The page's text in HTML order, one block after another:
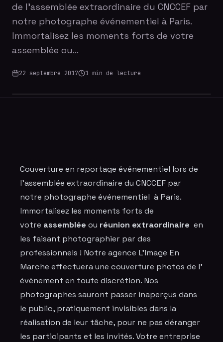
de l'assemblée extraordinaire du CNCCEF par
notre photographe événementiel à Paris.
Immortalisez les moments forts de votre
assemblée ou…
22 septembre 2017 1 min de lecture
Couverture en reportage événementiel lors de
l'assemblée extraordinaire du CNCCEF par
notre photographe événementiel à Paris.
Immortalisez les moments forts de
votre assemblée ou réunion extraordinaire en
les faisant photographier par des
professionnels ! Notre agence L’Image En
Marche effectuera une couverture photos de l’
évènement en toute discrétion. Nos
photographes sauront passer inaperçus dans
le public, pratiquement invisibles dans la
réalisation de leur tâche, pour ne pas déranger
les participants et les invités. Votre entreprise